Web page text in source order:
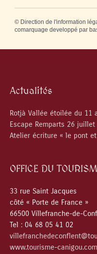
© Direction de l'information
comarquage developpé par
Actualités
Rotjà Vallée étoilée du 11
Escape Remparts 26 juillet
Atelier écriture « le pont
OFFICE DU
33 rue Saint Jacques
côté « Porte de France »
66500 Villefranche-de-
Tel : 04 68 05 41 02
www.tourisme-canigou.com